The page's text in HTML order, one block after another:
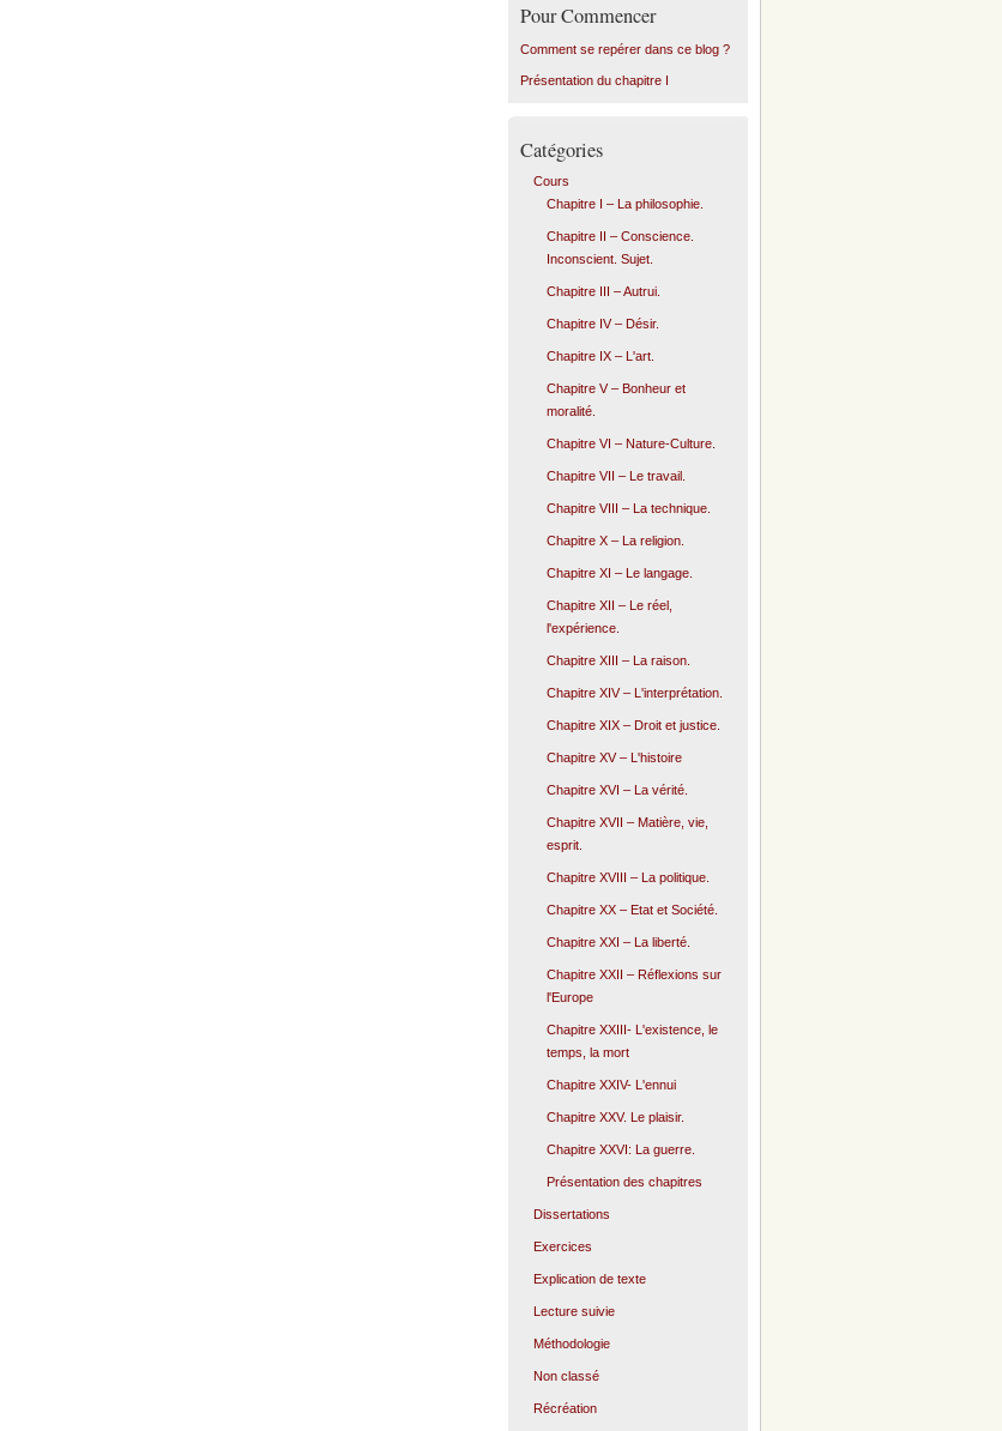
Pour Commencer
Comment se repérer dans ce blog ?
Présentation du chapitre I
Catégories
Cours
Chapitre I – La philosophie.
Chapitre II – Conscience.
Inconscient. Sujet.
Chapitre III – Autrui.
Chapitre IV – Désir.
Chapitre IX – L'art.
Chapitre V – Bonheur et
moralité.
Chapitre VI – Nature-Culture.
Chapitre VII – Le travail.
Chapitre VIII – La technique.
Chapitre X – La religion.
Chapitre XI – Le langage.
Chapitre XII – Le réel,
l'expérience.
Chapitre XIII – La raison.
Chapitre XIV – L'interprétation.
Chapitre XIX – Droit et justice.
Chapitre XV – L'histoire
Chapitre XVI – La vérité.
Chapitre XVII – Matière, vie,
esprit.
Chapitre XVIII – La politique.
Chapitre XX – Etat et Société.
Chapitre XXI – La liberté.
Chapitre XXII – Réflexions sur
l'Europe
Chapitre XXIII- L'existence, le
temps, la mort
Chapitre XXIV- L'ennui
Chapitre XXV. Le plaisir.
Chapitre XXVI: La guerre.
Présentation des chapitres
Dissertations
Exercices
Explication de texte
Lecture suivie
Méthodologie
Non classé
Récréation